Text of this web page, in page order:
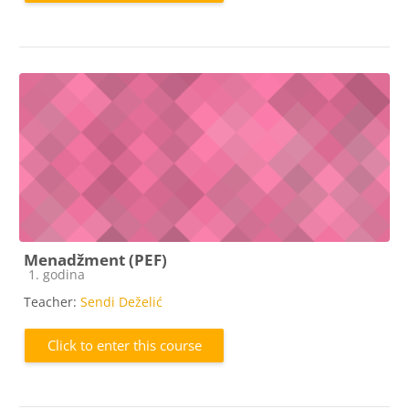
Menadžment (PEF)
Course category
1. godina
Teacher: Sendi Deželić
Click to enter this course